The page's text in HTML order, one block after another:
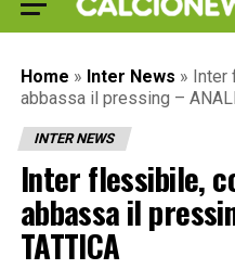
Home » Inter News » Inter
abbassa il pressing –
INTER NEWS
Inter flessibile,
abbassa il
TATTICA